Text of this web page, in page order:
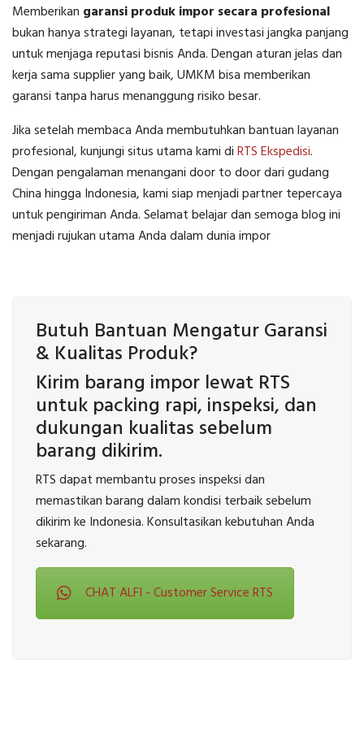
Memberikan garansi produk impor secara profesional
bukan hanya strategi layanan, tetapi investasi jangka panjang
untuk menjaga reputasi bisnis Anda. Dengan aturan jelas dan
kerja sama supplier yang baik, UMKM bisa memberikan
garansi tanpa harus menanggung risiko besar.
Jika setelah membaca Anda membutuhkan bantuan layanan
profesional, kunjungi situs utama kami diRTS Ekspedisi.
Dengan pengalaman menangani door to door dari gudang
China hingga Indonesia, kami siap menjadi partner tepercaya
untuk pengiriman Anda. Selamat belajar dan semoga blog ini
menjadi rujukan utama Anda dalam dunia impor
Butuh Bantuan Mengatur Garansi
& Kualitas Produk?
Kirim barang impor lewat RTS
untuk packing rapi, inspeksi, dan
dukungan kualitas sebelum
barang dikirim.
RTS dapat membantu proses inspeksi dan
memastikan barang dalam kondisi terbaik sebelum
dikirim ke Indonesia. Konsultasikan kebutuhan Anda
sekarang.
CHAT ALFI - Customer Service RTS